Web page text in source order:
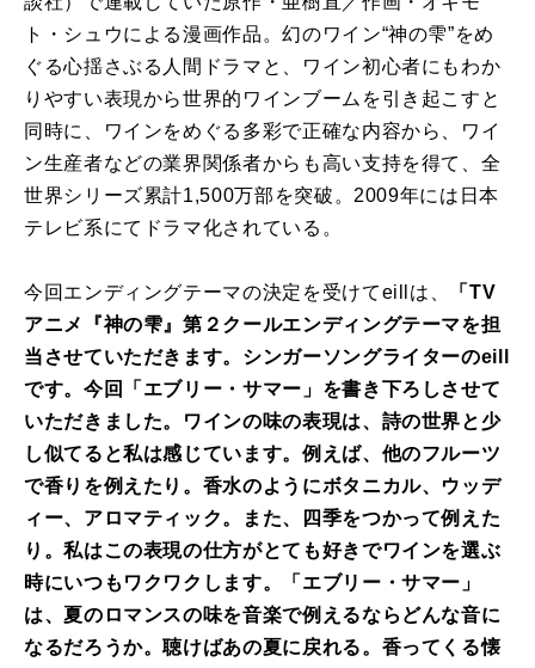
ト・シュウによる漫画作品。幻のワイン“神の雫”をめ
ぐる心揺さぶる人間ドラマと、ワイン初心者にもわか
りやすい表現から世界的ワインブームを引き起こすと
同時に、ワインをめぐる多彩で正確な内容から、ワイ
ン生産者などの業界関係者からも高い支持を得て、全
世界シリーズ累計1,500万部を突破。2009年には日本
テレビ系にてドラマ化されている。
今回エンディングテーマの決定を受けてeillは、
「TV
アニメ『神の雫』第２クールエンディングテーマを担
当させていただきます。シンガーソングライターのeill
です。今回「エブリー・サマー」を書き下ろしさせて
いただきました。ワインの味の表現は、詩の世界と少
し似てると私は感じています。例えば、他のフルーツ
で香りを例えたり。香水のようにボタニカル、ウッデ
ィー、アロマティック。また、四季をつかって例えた
り。私はこの表現の仕方がとても好きでワインを選ぶ
時にいつもワクワクします。「エブリー・サマー」
は、夏のロマンスの味を音楽で例えるならどんな音に
なるだろうか。聴けばあの夏に戻れる。香ってくる懐